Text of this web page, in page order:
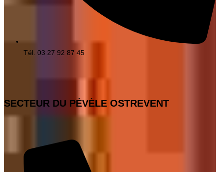
Tél. 03 27 92 87 45
SECTEUR DU PÉVÈLE OSTREVENT